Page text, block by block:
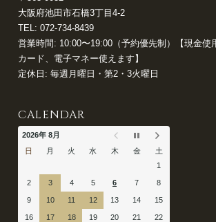
大阪府池田市石橋3丁目4-2
TEL: 072-734-8439
営業時間: 10:00〜19:00（予約優先制）【現金使
カード、電子マネー使えます】
定休日: 毎週月曜日・第2・3火曜日
CALENDAR
2026年 8月
日
月 火 水 木 金
土
1
2 3 4 5 6 7 8
9 10 11 12 13 14 15
16 17 18 19 20 21 22